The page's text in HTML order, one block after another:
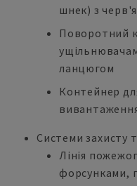
шнек) з
Поворотний
ланцюгом
Контейнер
Системи захисту
Лінія
форсунками,